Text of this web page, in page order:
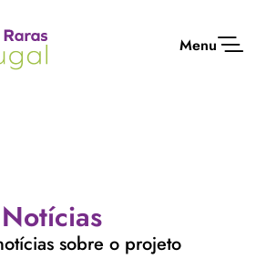
Menu
Notícias
sobre o projeto